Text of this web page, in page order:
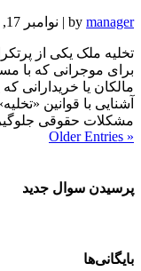
by manager
| نوامبر 17, 2025
تخلیه ملک یکی از
برای موجرانی که با
مالکان یا خریدارانی
آشنایی با قوانین
مشکلات حقوقی
« Older Entries
پرسیدن سوال جدید
بایگانی‌ها